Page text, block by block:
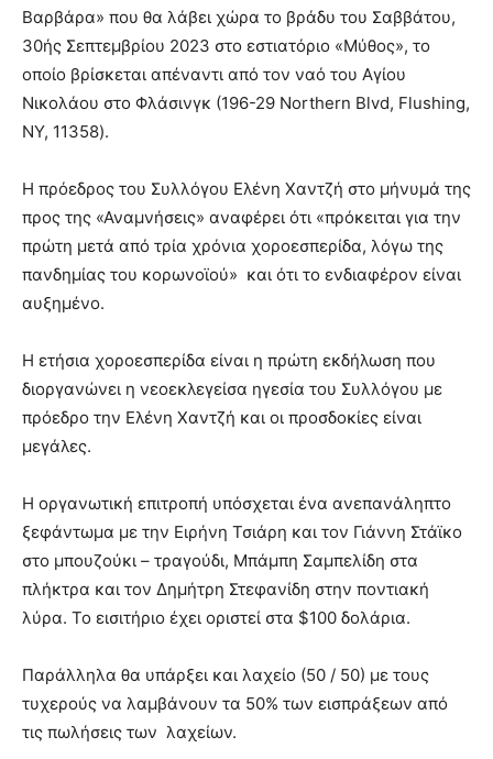
Βαρβάρα» που θα λάβει χώρα το βράδυ του Σαββάτου,
30ής Σεπτεμβρίου 2023 στο εστιατόριο «Μύθος», το
οποίο βρίσκεται απέναντι από τον ναό του Αγίου
Νικολάου στο Φλάσινγκ (196-29 Northern Blvd, Flushing,
NY, 11358).
Η πρόεδρος του Συλλόγου Ελένη Χαντζή στο μήνυμά της
προς της «Αναμνήσεις» αναφέρει ότι «πρόκειται για την
πρώτη μετά από τρία χρόνια χοροεσπερίδα, λόγω της
πανδημίας του κορωνοϊού» και ότι το ενδιαφέρον είναι
αυξημένο.
Η ετήσια χοροεσπερίδα είναι η πρώτη εκδήλωση που
διοργανώνει η νεοεκλεγείσα ηγεσία του Συλλόγου με
πρόεδρο την Ελένη Χαντζή και οι προσδοκίες είναι
μεγάλες.
Η οργανωτική επιτροπή υπόσχεται ένα ανεπανάληπτο
ξεφάντωμα με την Ειρήνη Τσιάρη και τον Γιάννη Στάϊκο
στο μπουζούκι – τραγούδι, Μπάμπη Σαμπελίδη στα
πλήκτρα και τον Δημήτρη Στεφανίδη στην ποντιακή
λύρα. Το εισιτήριο έχει οριστεί στα $100 δολάρια.
Παράλληλα θα υπάρξει και λαχείο (50 / 50) με τους
τυχερούς να λαμβάνουν τα 50% των εισπράξεων από
τις πωλήσεις των λαχείων.